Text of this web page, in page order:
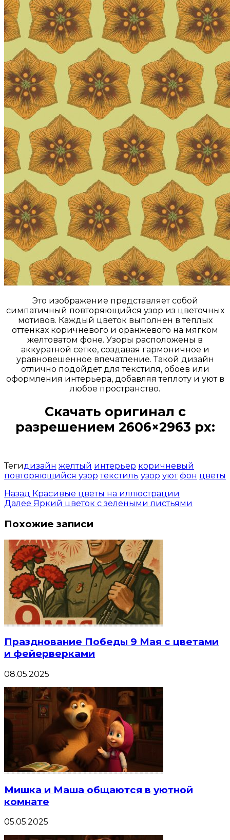
Это изображение представляет собой
симпатичный повторяющийся узор из цветочных
мотивов. Каждый цветок выполнен в теплых
оттенках коричневого и оранжевого на мягком
желтоватом фоне. Узоры расположены в
аккуратной сетке, создавая гармоничное и
уравновешенное впечатление. Такой дизайн
отлично подойдет для текстиля, обоев или
оформления интерьера, добавляя теплоту и уют в
любое пространство.
Скачать оригинал с
разрешением 2606×2963 px:
Тегидизайн желтый интерьер коричневый
повторяющийся узор текстиль узор уют фон цветы
Назад Красивые цветы на иллюстрации
Далее Яркий цветок с зелеными листьями
Похожие записи
Празднование Победы 9 Мая с цветами
и фейерверками
08.05.2025
Мишка и Маша общаются в уютной
комнате
05.05.2025